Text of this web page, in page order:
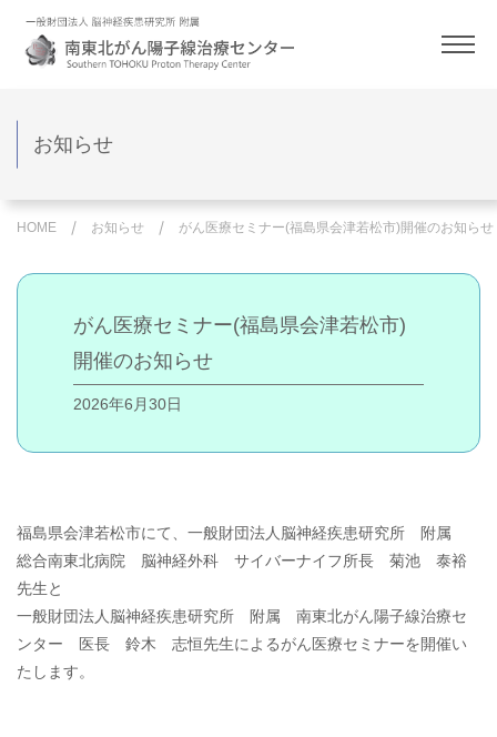
お知らせ
HOME お知らせ がん医療セミナー(福島県会津若松市)開催のお知らせ
がん医療セミナー(福島県会津若松市)
開催のお知らせ
2026年6月30日
福島県会津若松市にて、一般財団法人脳神経疾患研究所　附属
総合南東北病院　脳神経外科　サイバーナイフ所長　菊池　泰裕
先生と
一般財団法人脳神経疾患研究所　附属　南東北がん陽子線治療セ
ンター　医長　鈴木　志恒先生によるがん医療セミナーを開催い
たします。